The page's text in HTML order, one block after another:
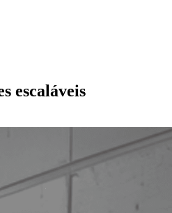
escaláveis